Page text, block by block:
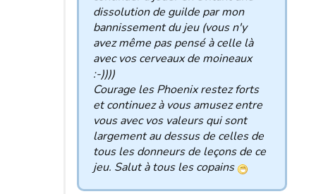
dissolution de guilde par mon
bannissement du jeu (vous n'y
avez même pas pensé à celle là
avec vos cerveaux de moineaux
:-))))
Courage les Phoenix restez forts
et continuez à vous amusez entre
vous avec vos valeurs qui sont
largement au dessus de celles de
tous les donneurs de leçons de ce
jeu. Salut à tous les copains